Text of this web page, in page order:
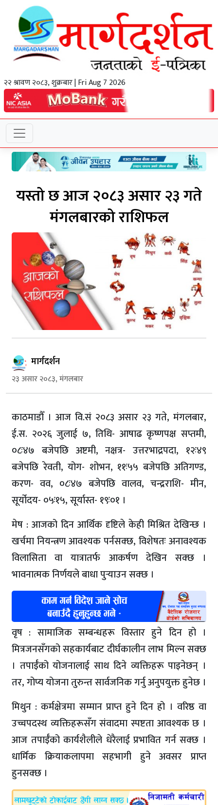
२२ श्रावण २०८३, शुक्रबार | Fri Aug 7 2026
यस्तो छ आज २०८३ असार २३ गते
मंगलबारको राशिफल
मार्गदर्शन
२३ असार २०८३, मंगलबार
काठमाडौँ । आज वि.सं २०८३ असार २३ गते, मंगलबार,
ई.स. २०२६ जुलाई ७, तिथि- आषाढ कृष्णपक्ष सप्तमी,
०८ः४७ बजेपछि अष्टमी, नक्षत्र- उत्तरभाद्रपदा, १२ः४९
बजेपछि रेवती, योग- शोभन, ११ः५५ बजेपछि अतिगण्ड,
करण- वव, ०८ः४७ बजेपछि वालव, चन्द्रराशि- मीन,
सूर्योदय- ०५ः१५, सूर्यास्त- १९ः०१ ।
मेष : आजको दिन आर्थिक दृष्टिले केही मिश्रित देखिन्छ ।
खर्चमा नियन्त्रण आवश्यक पर्नसक्छ, विशेषतः अनावश्यक
विलासिता वा यात्रातर्फ आकर्षण देखिन सक्छ ।
भावनात्मक निर्णयले बाधा पुर्‍याउन सक्छ ।
वृष : सामाजिक सम्बन्धहरू विस्तार हुने दिन हो ।
मित्रजनसँगको सहकार्यबाट दीर्घकालीन लाभ मिल्न सक्छ
। तपाईँको योजनालाई साथ दिने व्यक्तिहरू पाइनेछन् ।
तर, गोप्य योजना तुरुन्त सार्वजनिक गर्नु अनुपयुक्त हुनेछ ।
मिथुन : कर्मक्षेत्रमा सम्मान प्राप्त हुने दिन हो । वरिष्ठ वा
उच्चपदस्थ व्यक्तिहरूसँग संवादमा स्पष्टता आवश्यक छ ।
आज तपाईँको कार्यशैलीले धेरैलाई प्रभावित गर्न सक्छ ।
धार्मिक क्रियाकलापमा सहभागी हुने अवसर प्राप्त
हुनसक्छ ।